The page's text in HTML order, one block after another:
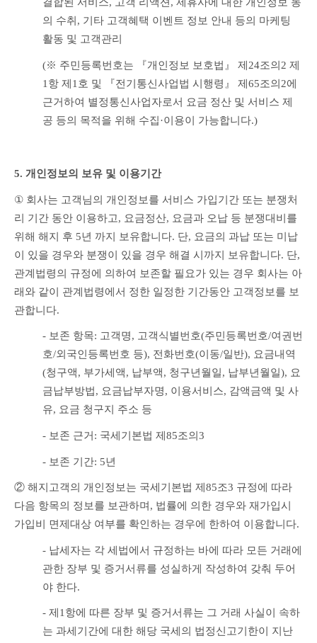
의 수취, 기타 고객혜택 이벤트 정보 안내 등의 마케팅
활동 및 고객관리
(※ 주민등록번호는 『개인정보 보호법』 제24조의2 제
1항 제1호 및 『전기통신사업법 시행령』 제65조의2에
근거하여 별정통신사업자로서 요금 정산 및 서비스 제
공 등의 목적을 위해 수집·이용이 가능합니다.)
5. 개인정보의 보유 및 이용기간
① 회사는 고객님의 개인정보를 서비스 가입기간 또는 분쟁처
리 기간 동안 이용하고, 요금정산, 요금과 오납 등 분쟁대비를
위해 해지 후 5년 까지 보유합니다. 단, 요금의 과납 또는 미납
이 있을 경우와 분쟁이 있을 경우 해결 시까지 보유합니다. 단,
관계법령의 규정에 의하여 보존할 필요가 있는 경우 회사는 아
래와 같이 관계법령에서 정한 일정한 기간동안 고객정보를 보
관합니다.
- 보존 항목: 고객명, 고객식별번호(주민등록번호/여권번
호/외국인등록번호 등), 전화번호(이동/일반), 요금내역
(청구액, 부가세액, 납부액, 청구년월일, 납부년월일), 요
금납부방법, 요금납부자명, 이용서비스, 감액금액 및 사
유, 요금 청구지 주소 등
- 보존 근거: 국세기본법 제85조의3
- 보존 기간: 5년
② 해지고객의 개인정보는 국세기본법 제85조3 규정에 따라
다음 항목의 정보를 보관하며, 법률에 의한 경우와 재가입시
가입비 면제대상 여부를 확인하는 경우에 한하여 이용합니다.
- 납세자는 각 세법에서 규정하는 바에 따라 모든 거래에
관한 장부 및 증거서류를 성실하게 작성하여 갖춰 두어
야 한다.
- 제1항에 따른 장부 및 증거서류는 그 거래 사실이 속하
는 과세기간에 대한 해당 국세의 법정신고기한이 지난